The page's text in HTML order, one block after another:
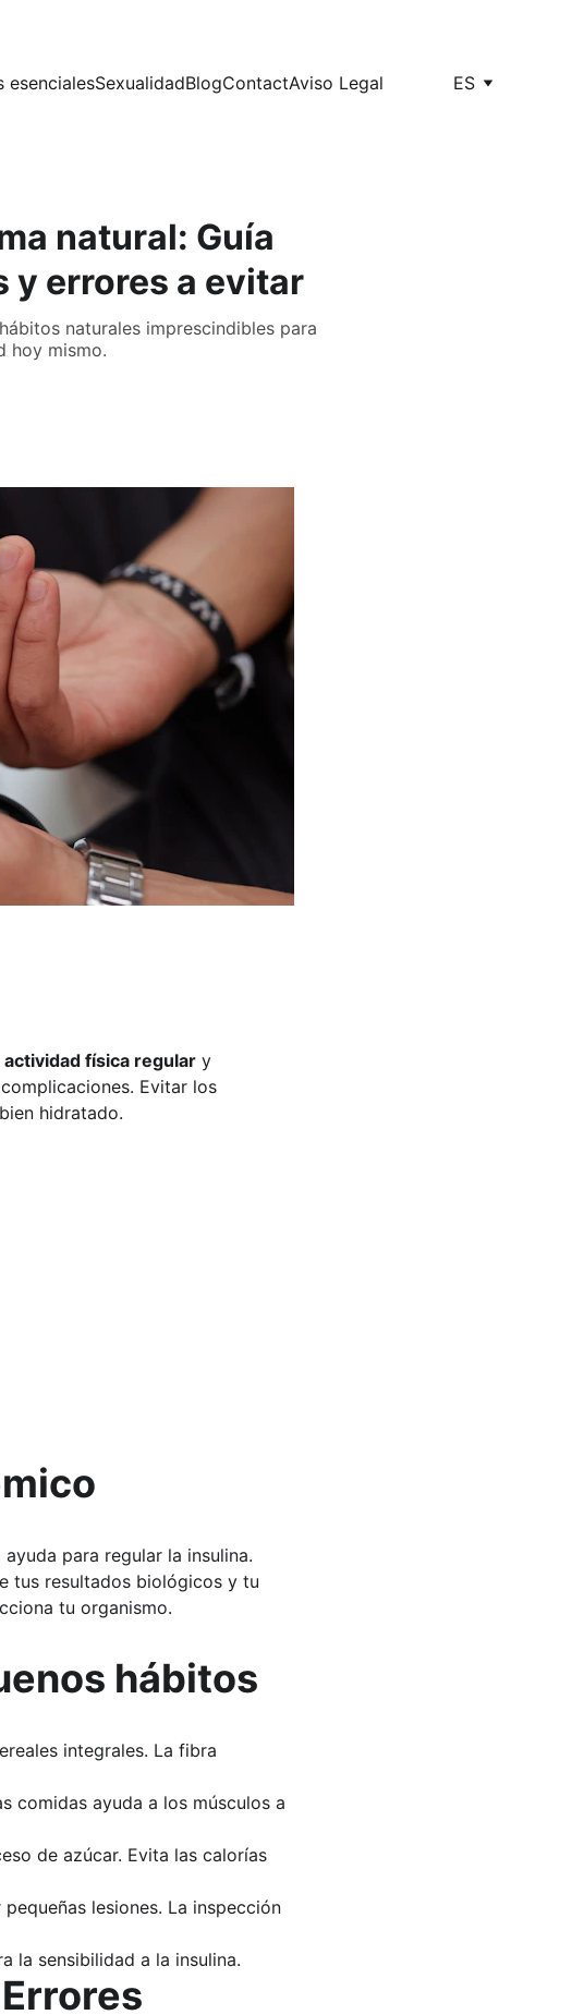
esencialesSexualidadBlogContactAviso Legal ES
natural: Guía
y errores a evitar
naturales imprescindibles para
hoy mismo.
actividad física regular y
Evitar los
hidratado.
para regular la insulina.
tus resultados biológicos y tu
tu organismo.
hábitos
integrales. La fibra
comidas ayuda a los músculos a
de azúcar. Evita las calorías
lesiones. La inspección
la sensibilidad a la insulina.